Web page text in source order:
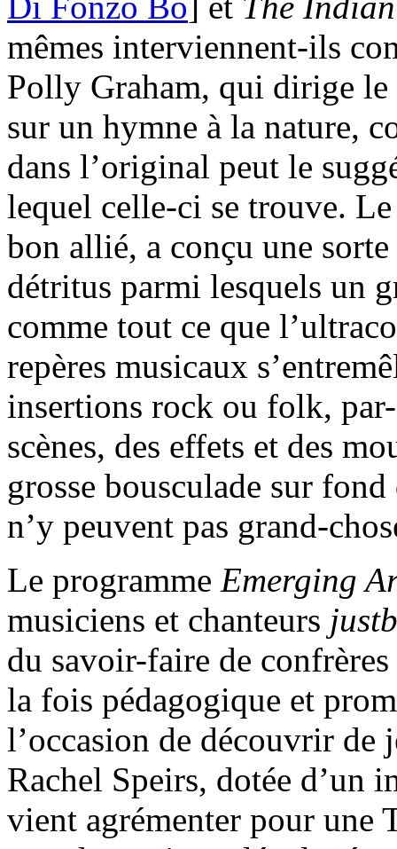
mêmes interviennent-ils
Polly Graham, qui dirige
sur un hymne à la nature,
dans l’original peut le
lequel celle-ci se trouve.
bon allié, a conçu une
détritus parmi lesquels un
comme tout ce que
repères musicaux
insertions rock ou folk,
scènes, des effets et des
grosse bousculade sur
n’y peuvent pas grand-
Le programme Emerging
musiciens et chanteurs
du savoir-faire de
la fois pédagogique et
l’occasion de découvrir de
Rachel Speirs, dotée d’un
vient agrémenter pour une